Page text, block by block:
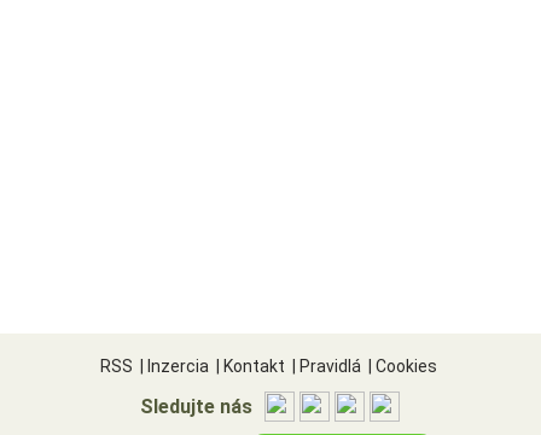
RSS Inzercia Kontakt Pravidlá Cookies
Sledujte nás